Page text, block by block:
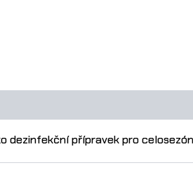
dezinfekční přípravek pro